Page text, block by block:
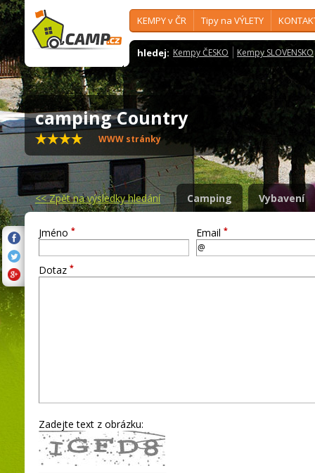
KEMPY v ČR Tipy na VÝLETY
hledej: Kempy ČESKO Kempy SLOVENSKO
camping Country
WWW stránky
<<Zpět na výsledky hledání Camping Vybavení
Jméno * Email *
Dotaz *
Zadejte text z obrázku: